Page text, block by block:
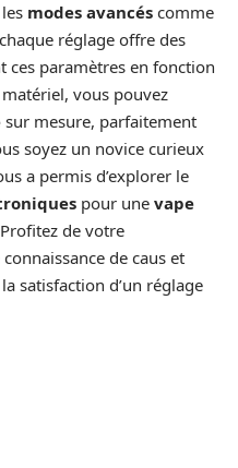
modes avancés comme
réglage offre des
ces paramètres en fonction
vous pouvez
sur mesure, parfaitement
soyez un novice curieux
a permis d’explorer le
pour une vape
de votre
de caus et
satisfaction d’un réglage